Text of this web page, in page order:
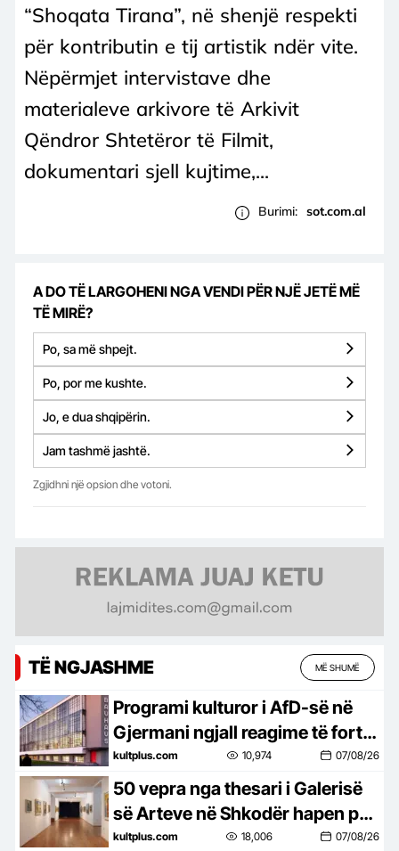
“Shoqata Tirana”, në shenjë respekti
për kontributin e tij artistik ndër vite.
Nëpërmjet intervistave dhe
materialeve arkivore të Arkivit
Qëndror Shtetëror të Filmit,
dokumentari sjell kujtime,...
Burimi: sot.com.al
A DO TË LARGOHENI NGA VENDI PËR NJË JETË MË
TË MIRË?
Po, sa më shpejt.
Po, por me kushte.
Jo, e dua shqipërin.
Jam tashmë jashtë.
Zgjidhni një opsion dhe votoni.
TË NGJASHME MË SHUMË
Programi kulturor i AfD-së në
Gjermani ngjall reagime të forta
në botën e artit
kultplus.com 10,974 07/08/26
50 vepra nga thesari i Galerisë
së Arteve në Shkodër hapen për
publiku
kultplus.com 18,006 07/08/26